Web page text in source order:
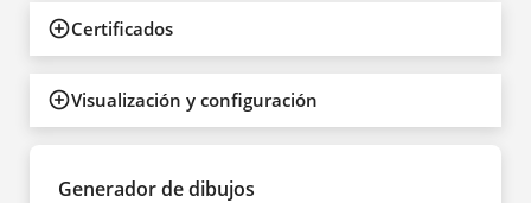
Certificados
Visualización y configuración
Generador de dibujos